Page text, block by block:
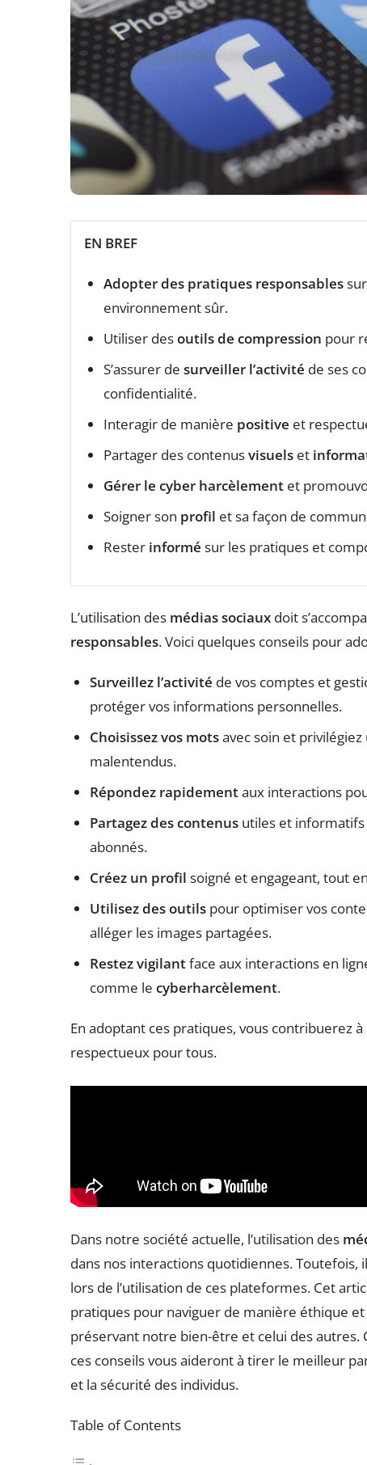
EN BREF
Adopter des pratiques responsables
environnement sûr.
Utiliser desoutils de compression pour
S’assurer de surveiller l’activité de ses
confidentialité.
Interagir de manière positive et
Partager des contenusvisuels et
Gérer le cyber harcèlement et
Soigner son profil et sa façon de
Rester informé sur les pratiques et
L’utilisation des médias sociaux doit
responsables. Voici quelques conseils pour
Surveillez l’activité de vos comptes et
protéger vos informations personnelles.
Choisissez vos motsavec soin et
malentendus.
Répondez rapidementaux interactions
Partagez des contenus utiles et
abonnés.
Créez un profil soigné et engageant, tout
Utilisez des outils pour optimiser vos
alléger les images partagées.
Restez vigilantface aux interactions en
comme le cyberharcèlement.
En adoptant ces pratiques, vous contribuerez
respectueux pour tous.
Dans notre société actuelle, l’utilisation des
dans nos interactions quotidiennes. Toutefois,
lors de l’utilisation de ces plateformes. Cet
pratiques pour naviguer de manière éthique
préservant notre bien-être et celui des
ces conseils vous aideront à tirer le meilleur
et la sécurité des individus.
Table of Contents